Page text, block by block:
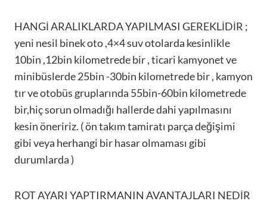
HANGİ ARALIKLARDA YAPILMASI GEREKLİDİR ;
yeni nesil binek oto ,4×4 suv otolarda kesinlikle
10bin ,12bin kilometrede bir , ticari kamyonet ve
minibüslerde 25bin -30bin kilometrede bir , kamyon
tır ve otobüs gruplarında 55bin-60bin kilometrede
bir,hiç sorun olmadığı hallerde dahi yapılmasını
kesin öneririz. ( ön takım tamiratı parça değişimi
gibi veya herhangi bir hasar olmaması gibi
durumlarda )
ROT AYARI YAPTIRMANIN AVANTAJLARI NEDİR